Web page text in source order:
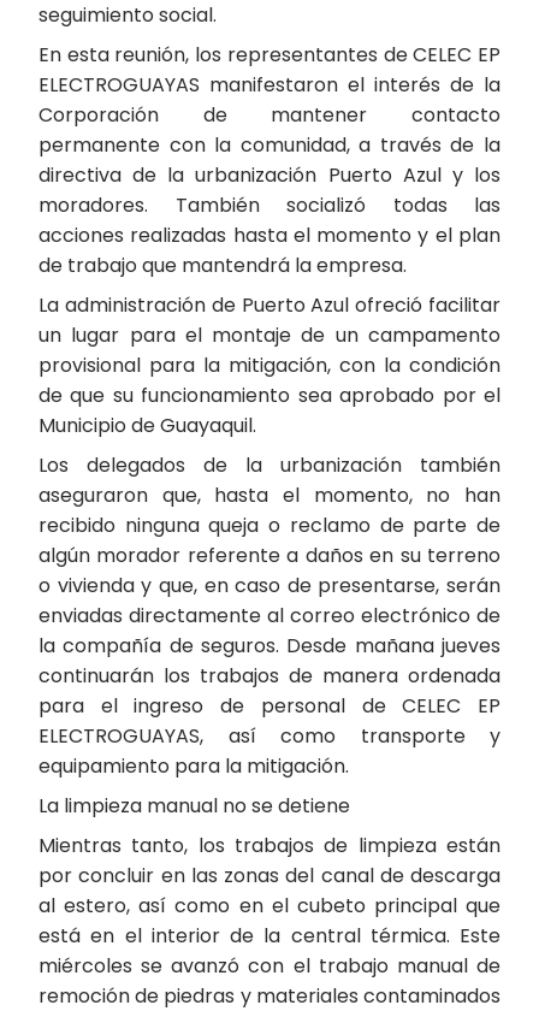
seguimiento social.
En esta reunión, los representantes de CELEC EP
ELECTROGUAYAS manifestaron el interés de la
Corporación de mantener contacto
permanente con la comunidad, a través de la
directiva de la urbanización Puerto Azul y los
moradores. También socializó todas las
acciones realizadas hasta el momento y el plan
de trabajo que mantendrá la empresa.
La administración de Puerto Azul ofreció facilitar
un lugar para el montaje de un campamento
provisional para la mitigación, con la condición
de que su funcionamiento sea aprobado por el
Municipio de Guayaquil.
Los delegados de la urbanización también
aseguraron que, hasta el momento, no han
recibido ninguna queja o reclamo de parte de
algún morador referente a daños en su terreno
o vivienda y que, en caso de presentarse, serán
enviadas directamente al correo electrónico de
la compañía de seguros. Desde mañana jueves
continuarán los trabajos de manera ordenada
para el ingreso de personal de CELEC EP
ELECTROGUAYAS, así como transporte y
equipamiento para la mitigación.
La limpieza manual no se detiene
Mientras tanto, los trabajos de limpieza están
por concluir en las zonas del canal de descarga
al estero, así como en el cubeto principal que
está en el interior de la central térmica. Este
miércoles se avanzó con el trabajo manual de
remoción de piedras y materiales contaminados